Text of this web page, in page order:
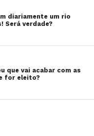
diariamente um rio
Será verdade?
que vai acabar com as
for eleito?